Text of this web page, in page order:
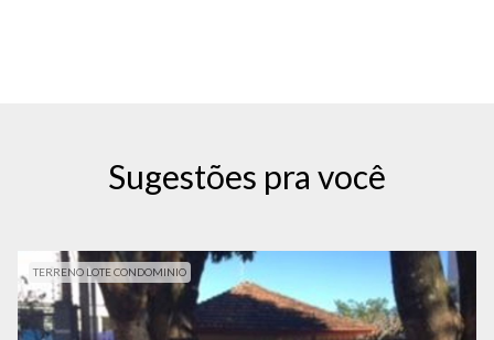
Sugestões pra você
TERRENO LOTE CONDOMINIO